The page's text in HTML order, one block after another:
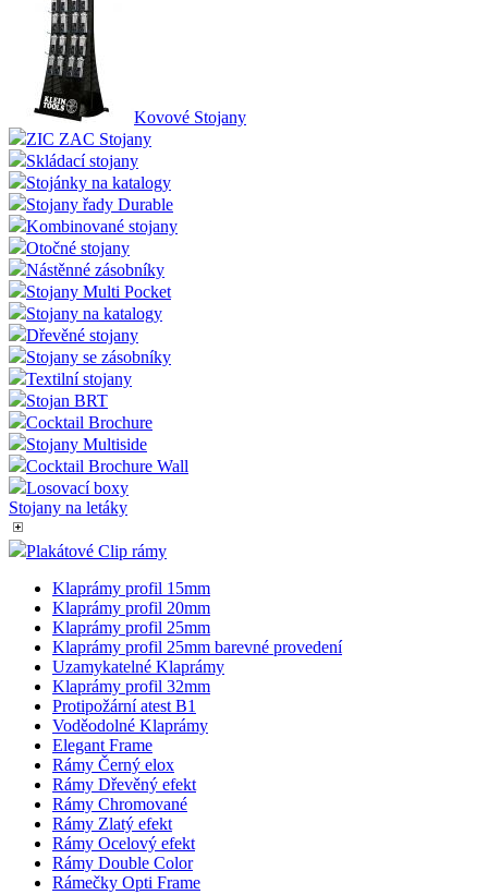
Kovové Stojany
ZIC ZAC Stojany
Skládací stojany
Stojánky na katalogy
Stojany řady Durable
Kombinované stojany
Otočné stojany
Nástěnné zásobníky
Stojany Multi Pocket
Stojany na katalogy
Dřevěné stojany
Stojany se zásobníky
Textilní stojany
Stojan BRT
Cocktail Brochure
Stojany Multiside
Cocktail Brochure Wall
Losovací boxy
Stojany na letáky
Plakátové Clip rámy
Klaprámy profil 15mm
Klaprámy profil 20mm
Klaprámy profil 25mm
Klaprámy profil 25mm barevné provedení
Uzamykatelné Klaprámy
Klaprámy profil 32mm
Protipožární atest B1
Voděodolné Klaprámy
Elegant Frame
Rámy Černý elox
Rámy Dřevěný efekt
Rámy Chromované
Rámy Zlatý efekt
Rámy Ocelový efekt
Rámy Double Color
Rámečky Opti Frame